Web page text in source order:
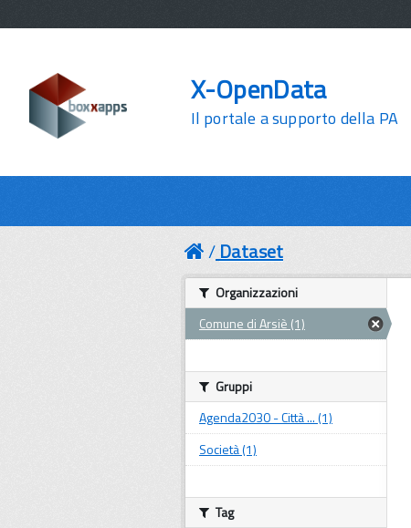
X-OpenData
Il portale a supporto della PA
Dataset
Organizzazioni
Comune di Arsiè (1)
Gruppi
Agenda2030 - Città ... (1)
Società (1)
Tag